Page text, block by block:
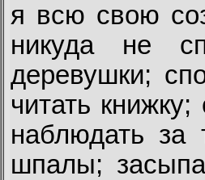
я всю свою
никуда не
деревушки;
читать
наблюдать за
шпалы;